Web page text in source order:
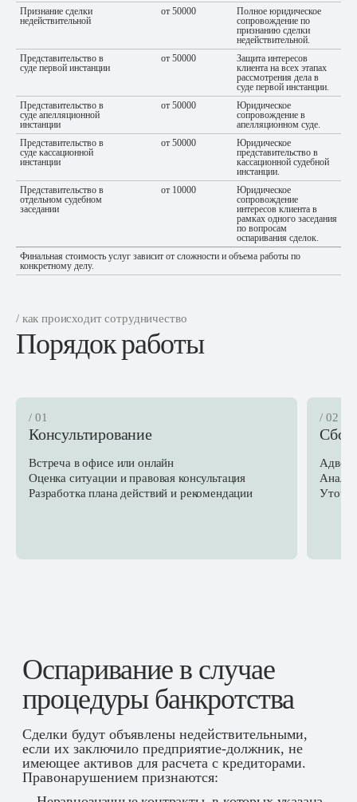
Признание сделки
недействительной
от 50000
Полное юридическое
сопровождение по
признанию сделки
недействительной.
Представительство в
суде первой инстанции
от 50000
Защита интересов
клиента на всех этапах
рассмотрения дела в
суде первой инстанции.
Представительство в
суде апелляционной
инстанции
от 50000
Юридическое
сопровождение в
апелляционном суде.
Представительство в
суде кассационной
инстанции
от 50000
Юридическое
представительство в
кассационной судебной
инстанции.
Представительство в
отдельном судебном
заседании
от 10000
Юридическое
сопровождение
интересов клиента в
рамках одного заседания
по вопросам
оспаривания сделок.
Финальная стоимость услуг зависит от сложности и объема работы по
конкретному делу.
/ как происходит сотрудничество
Порядок работы
/ 01
Консультирование
Встреча в офисе или онлайн
Оценка ситуации и правовая консультация
Разработка плана действий и рекомендации
/ 02
Оспаривание в случае
процедуры банкротства
Сделки будут объявлены недействительными,
если их заключило предприятие-должник, не
имеющее активов для расчета с кредиторами.
Правонарушением признаются: